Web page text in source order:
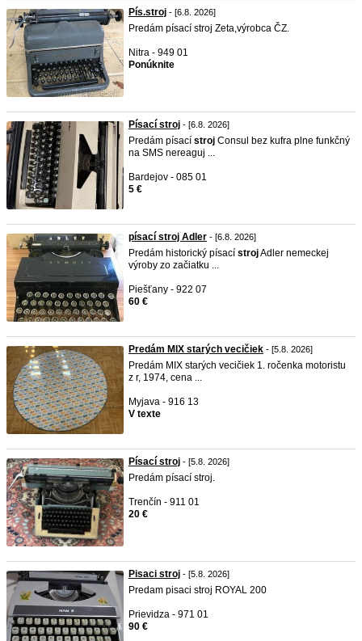
Pís.stroj - [6.8. 2026]
Predám písací stroj Zeta,výrobca ČZ.
Nitra - 949 01
Ponúknite
Písací stroj - [6.8. 2026]
Predám písací stroj Consul bez kufra plne funkčný
na SMS nereaguj ...
Bardejov - 085 01
5 €
písací stroj Adler - [6.8. 2026]
Predám historický písací strojAdler nemeckej
výroby zo začiatku ...
Piešťany - 922 07
60 €
Predám MIX starých vecičiek - [5.8. 2026]
Predám MIX starých vecičiek 1. ročenka motoristu
z r, 1974, cena ...
Myjava - 916 13
V texte
Písací stroj - [5.8. 2026]
Predám písací stroj.
Trenčín - 911 01
20 €
Pisaci stroj - [5.8. 2026]
Predam pisaci stroj ROYAL 200
Prievidza - 971 01
90 €